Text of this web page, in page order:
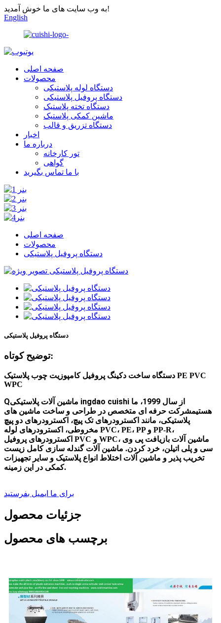
به وب سایت های ما خوش آمدید!
English
صفحه اصلی
محصولات
دستگاه لوله پلاستیکی
دستگاه پروفیل پلاستیکی
دستگاه تخته پلاستیک
ماشین کمکی پلاستیک
دستگاه تزریق و قالب
اخبار
درباره ما
تور کارخانه
گواهی
با ما تماس بگیرید
صفحه اصلی
محصولات
دستگاه پروفیل پلاستیکی
دستگاه پروفیل پلاستیکی
توضیح کوتاه:
دستگاه ساخت دکینگ پروفیل کامپوزیت چوب پلاستیک PE PVC
WPC
Qماشین آلات پلاستیکی ingdao cuishi از سال 1999، ما
هستیمشرکت حرفه ای متخصص در طراحی و ساخت ماشین های
پلاستیکی، مانند اکسترودرهای تک پیچ، اکسترودرهای دو پیچ
مخروطی، اکسترودرهای لوله PVC، PE، PP و PP-R،
اکسترودرهای پروفیل PVC و WPC، ماشین آلات بازیافت پی وی
سی و پلی اتیلن، خرد کردن. ماشین آلات گندله سازی کامل زیست
تخریب پذیر و ماشین آلات اختلاط انواع پلاستیک و سایر تجهیزات
کمکی در این زمینه.
برای ما ایمیل بفرستید
جزئیات محصول
برچسب های محصول